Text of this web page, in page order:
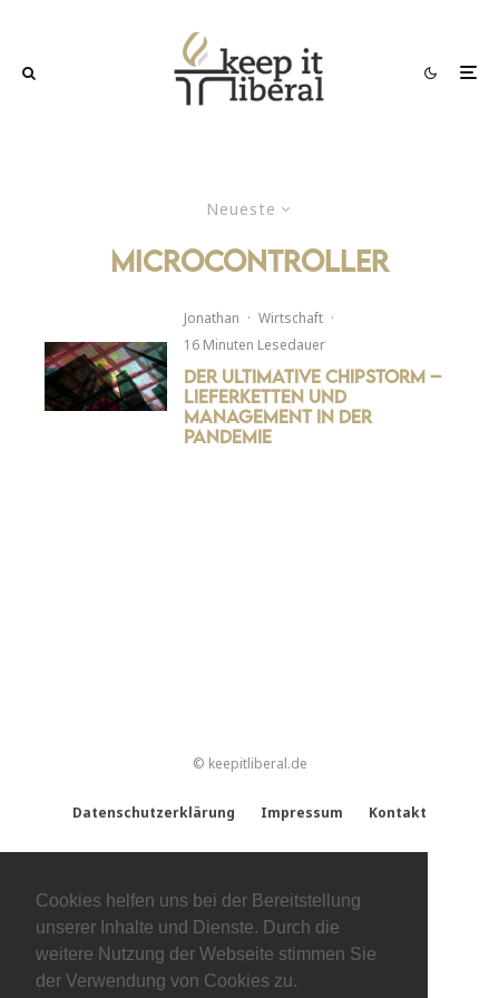
Cookies helfen uns bei der Bereitstellung
unserer Inhalte und Dienste. Durch die
weitere Nutzung der Webseite stimmen Sie
der Verwendung von Cookies zu.
Neueste
Microcontroller
Jonathan · Wirtschaft ·
16 Minuten Lesedauer
Der ultimative Chipstorm –
Lieferketten und
Management in der
Pandemie
© keepitliberal.de
Datenschutzerklärung Impressum Kontakt